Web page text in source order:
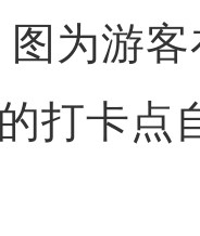
图为游
打卡点